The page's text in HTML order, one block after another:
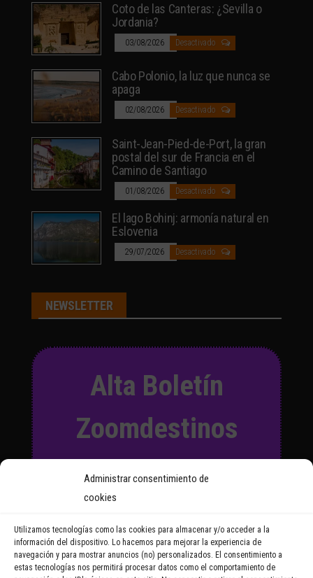
Administrar consentimiento de
cookies
Utilizamos tecnologías como las cookies para almacenar y/o acceder a la
información del dispositivo. Lo hacemos para mejorar la experiencia de
navegación y para mostrar anuncios (no) personalizados. El consentimiento a
estas tecnologías nos permitirá procesar datos como el comportamiento de
Coto de las Canteras: ¿Sevilla o
Jordania?
03/08/2026 Desactivado
Cabo Polonio, la luz que nunca se
apaga
02/08/2026 Desactivado
Saint-Jean-Pied-de-Port, la gran
postal del sur de Francia en el
Camino de Santiago
01/08/2026 Desactivado
El lago Bohinj: armonía natural en
Eslovenia
29/07/2026 Desactivado
NEWSLETTER
Alta Boletín
Zoomdestinos
y recibirás regularmente las
noticias y reportajes que
Email Address